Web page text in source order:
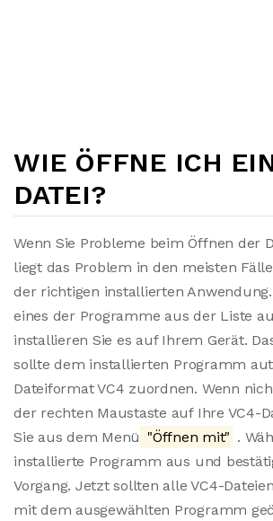
WIE ÖFFNE ICH
DATEI?
Wenn Sie Probleme beim Öffnen der
liegt das Problem in den meisten
der richtigen installierten Anwendung.
eines der Programme aus der Liste
installieren Sie es auf Ihrem Gerät.
sollte dem installierten Programm
Dateiformat VC4 zuordnen. Wenn
der rechten Maustaste auf Ihre VC4-
Sie aus dem Menü "Öffnen mit" .
installierte Programm aus und
Vorgang. Jetzt sollten alle VC4-
mit dem ausgewählten Programm